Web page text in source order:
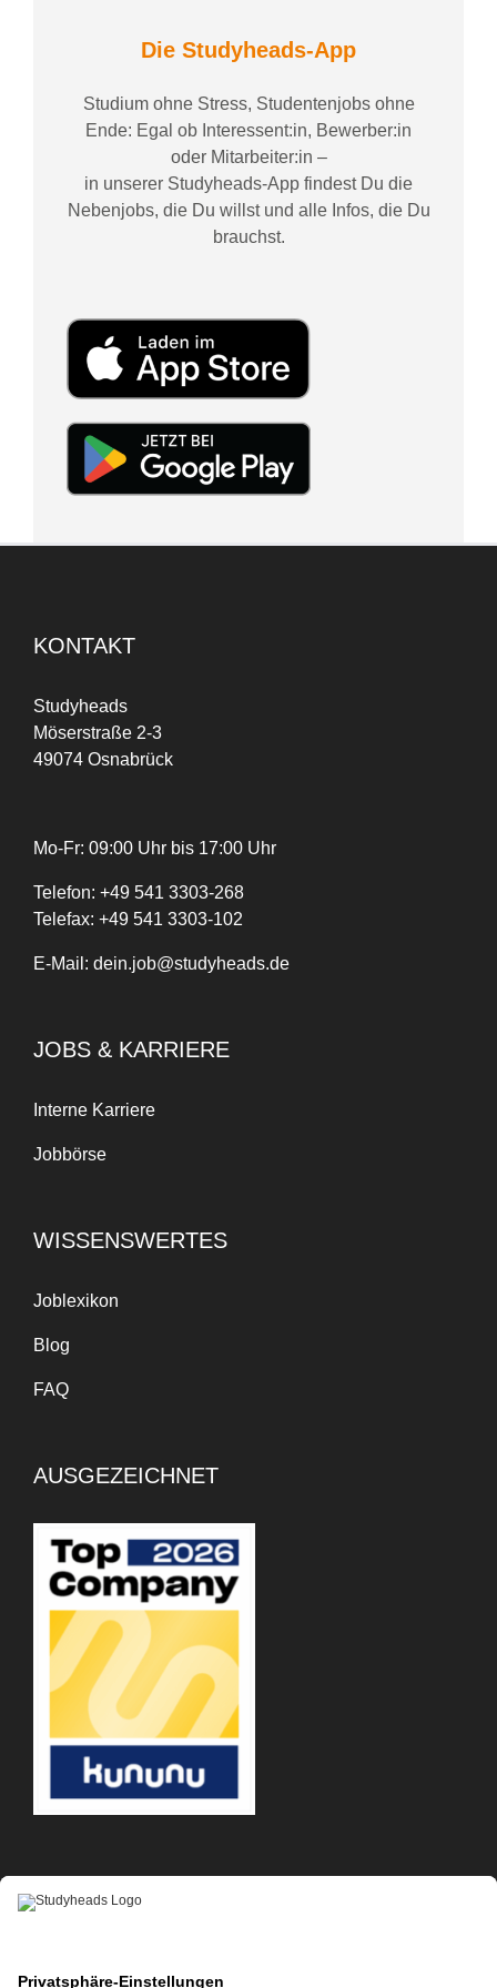
Die Studyheads-App
Studium ohne Stress, Studentenjobs ohne
Ende: Egal ob Interessent:in, Bewerber:in
oder Mitarbeiter:in –
in unserer Studyheads-App findest Du die
Nebenjobs, die Du willst und alle Infos, die Du
brauchst.
KONTAKT
Studyheads
Möserstraße 2-3
49074 Osnabrück
Mo-Fr: 09:00 Uhr bis 17:00 Uhr
Telefon: +49 541 3303-268
Telefax: +49 541 3303-102
E-Mail: dein.job@studyheads.de
JOBS & KARRIERE
Interne Karriere
Jobbörse
WISSENSWERTES
Joblexikon
Blog
FAQ
AUSGEZEICHNET